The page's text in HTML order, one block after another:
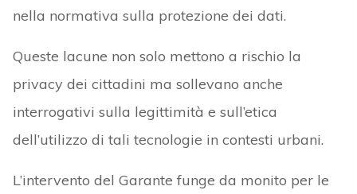
nella normativa sulla protezione dei dati.
Queste lacune non solo mettono a rischio la
privacy dei cittadini ma sollevano anche
interrogativi sulla legittimità e sull’etica
dell’utilizzo di tali tecnologie in contesti urbani.
L’intervento del Garante funge da monito per le